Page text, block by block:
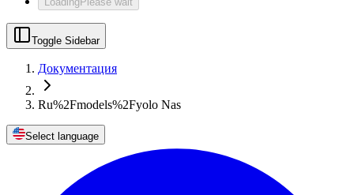
Toggle Sidebar
Документация
Ru%2Fmodels%2Fyolo Nas
Select language